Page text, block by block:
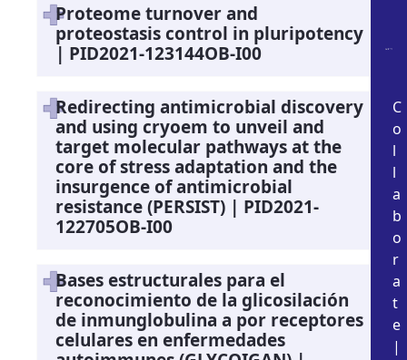
Proteome turnover and
proteostasis control in pluripotency
| PID2021-123144OB-I00
Redirecting antimicrobial discovery
and using cryoem to unveil and
target molecular pathways at the
core of stress adaptation and the
insurgence of antimicrobial
resistance (PERSIST) | PID2021-
122705OB-I00
Bases estructurales para el
reconocimiento de la glicosilación
de inmunglobulina a por receptores
celulares en enfermedades
C
o
l
l
a
b
o
r
a
t
e
|